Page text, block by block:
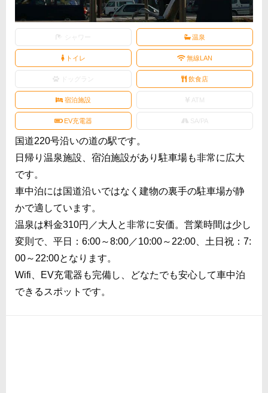
温泉
トイレ 無線LAN
ドッグラン 飲食店
宿泊施設 ATM
EV充電器 SA/PA
国道220号沿いの道の駅です。
日帰り温泉施設、宿泊施設があり駐車場も非常に広大
です。
車中泊には国道沿いではなく建物の裏手の駐車場が静
かで適しています。
温泉は料金310円／大人と非常に安価。営業時間は少し
変則で、平日：6:00～8:00／10:00～22:00、土日祝：7:
00～22:00となります。
Wifi、EV充電器も完備し、どなたでも安心して車中泊
できるスポットです。